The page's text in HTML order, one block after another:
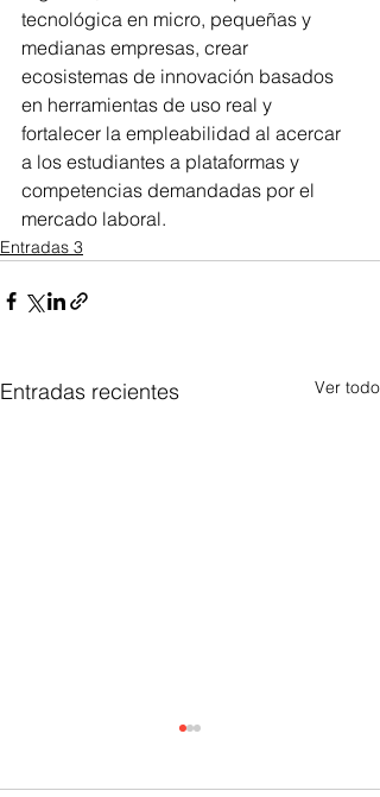
tecnológica en micro, pequeñas y
medianas empresas, crear
ecosistemas de innovación basados
en herramientas de uso real y
fortalecer la empleabilidad al acercar
a los estudiantes a plataformas y
competencias demandadas por el
mercado laboral.
Entradas 3
Entradas recientes Ver todo